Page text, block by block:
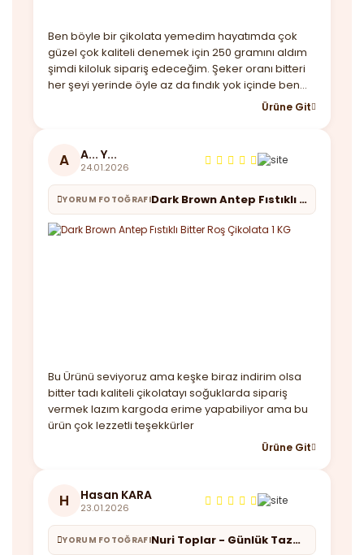
Ben böyle bir çikolata yemedim hayatımda çok
güzel çok kaliteli denemek için 250 gramını aldım
şimdi kiloluk sipariş edeceğim. Şeker oranı bitteri
her şeyi yerinde öyle az da fındık yok içinde ben
beğendim almayı düşünenler kaçırmasın derim.
Ürüne Git
A A... Y...
24.01.2026
YORUM FOTOĞRAFI Dark Brown Antep Fıstıklı Bitter Roş Çikolata 1 KG
Bu Ürünü seviyoruz ama keşke biraz indirim olsa
bitter tadı kaliteli çikolatayı soğuklarda sipariş
vermek lazım kargoda erime yapabiliyor ama bu
ürün çok lezzetli teşekkürler
Ürüne Git
H Hasan KARA
23.01.2026
YORUM FOTOĞRAFI Nuri Toplar - Günlük Taze Çekim Türk Kahvesi 1 KG